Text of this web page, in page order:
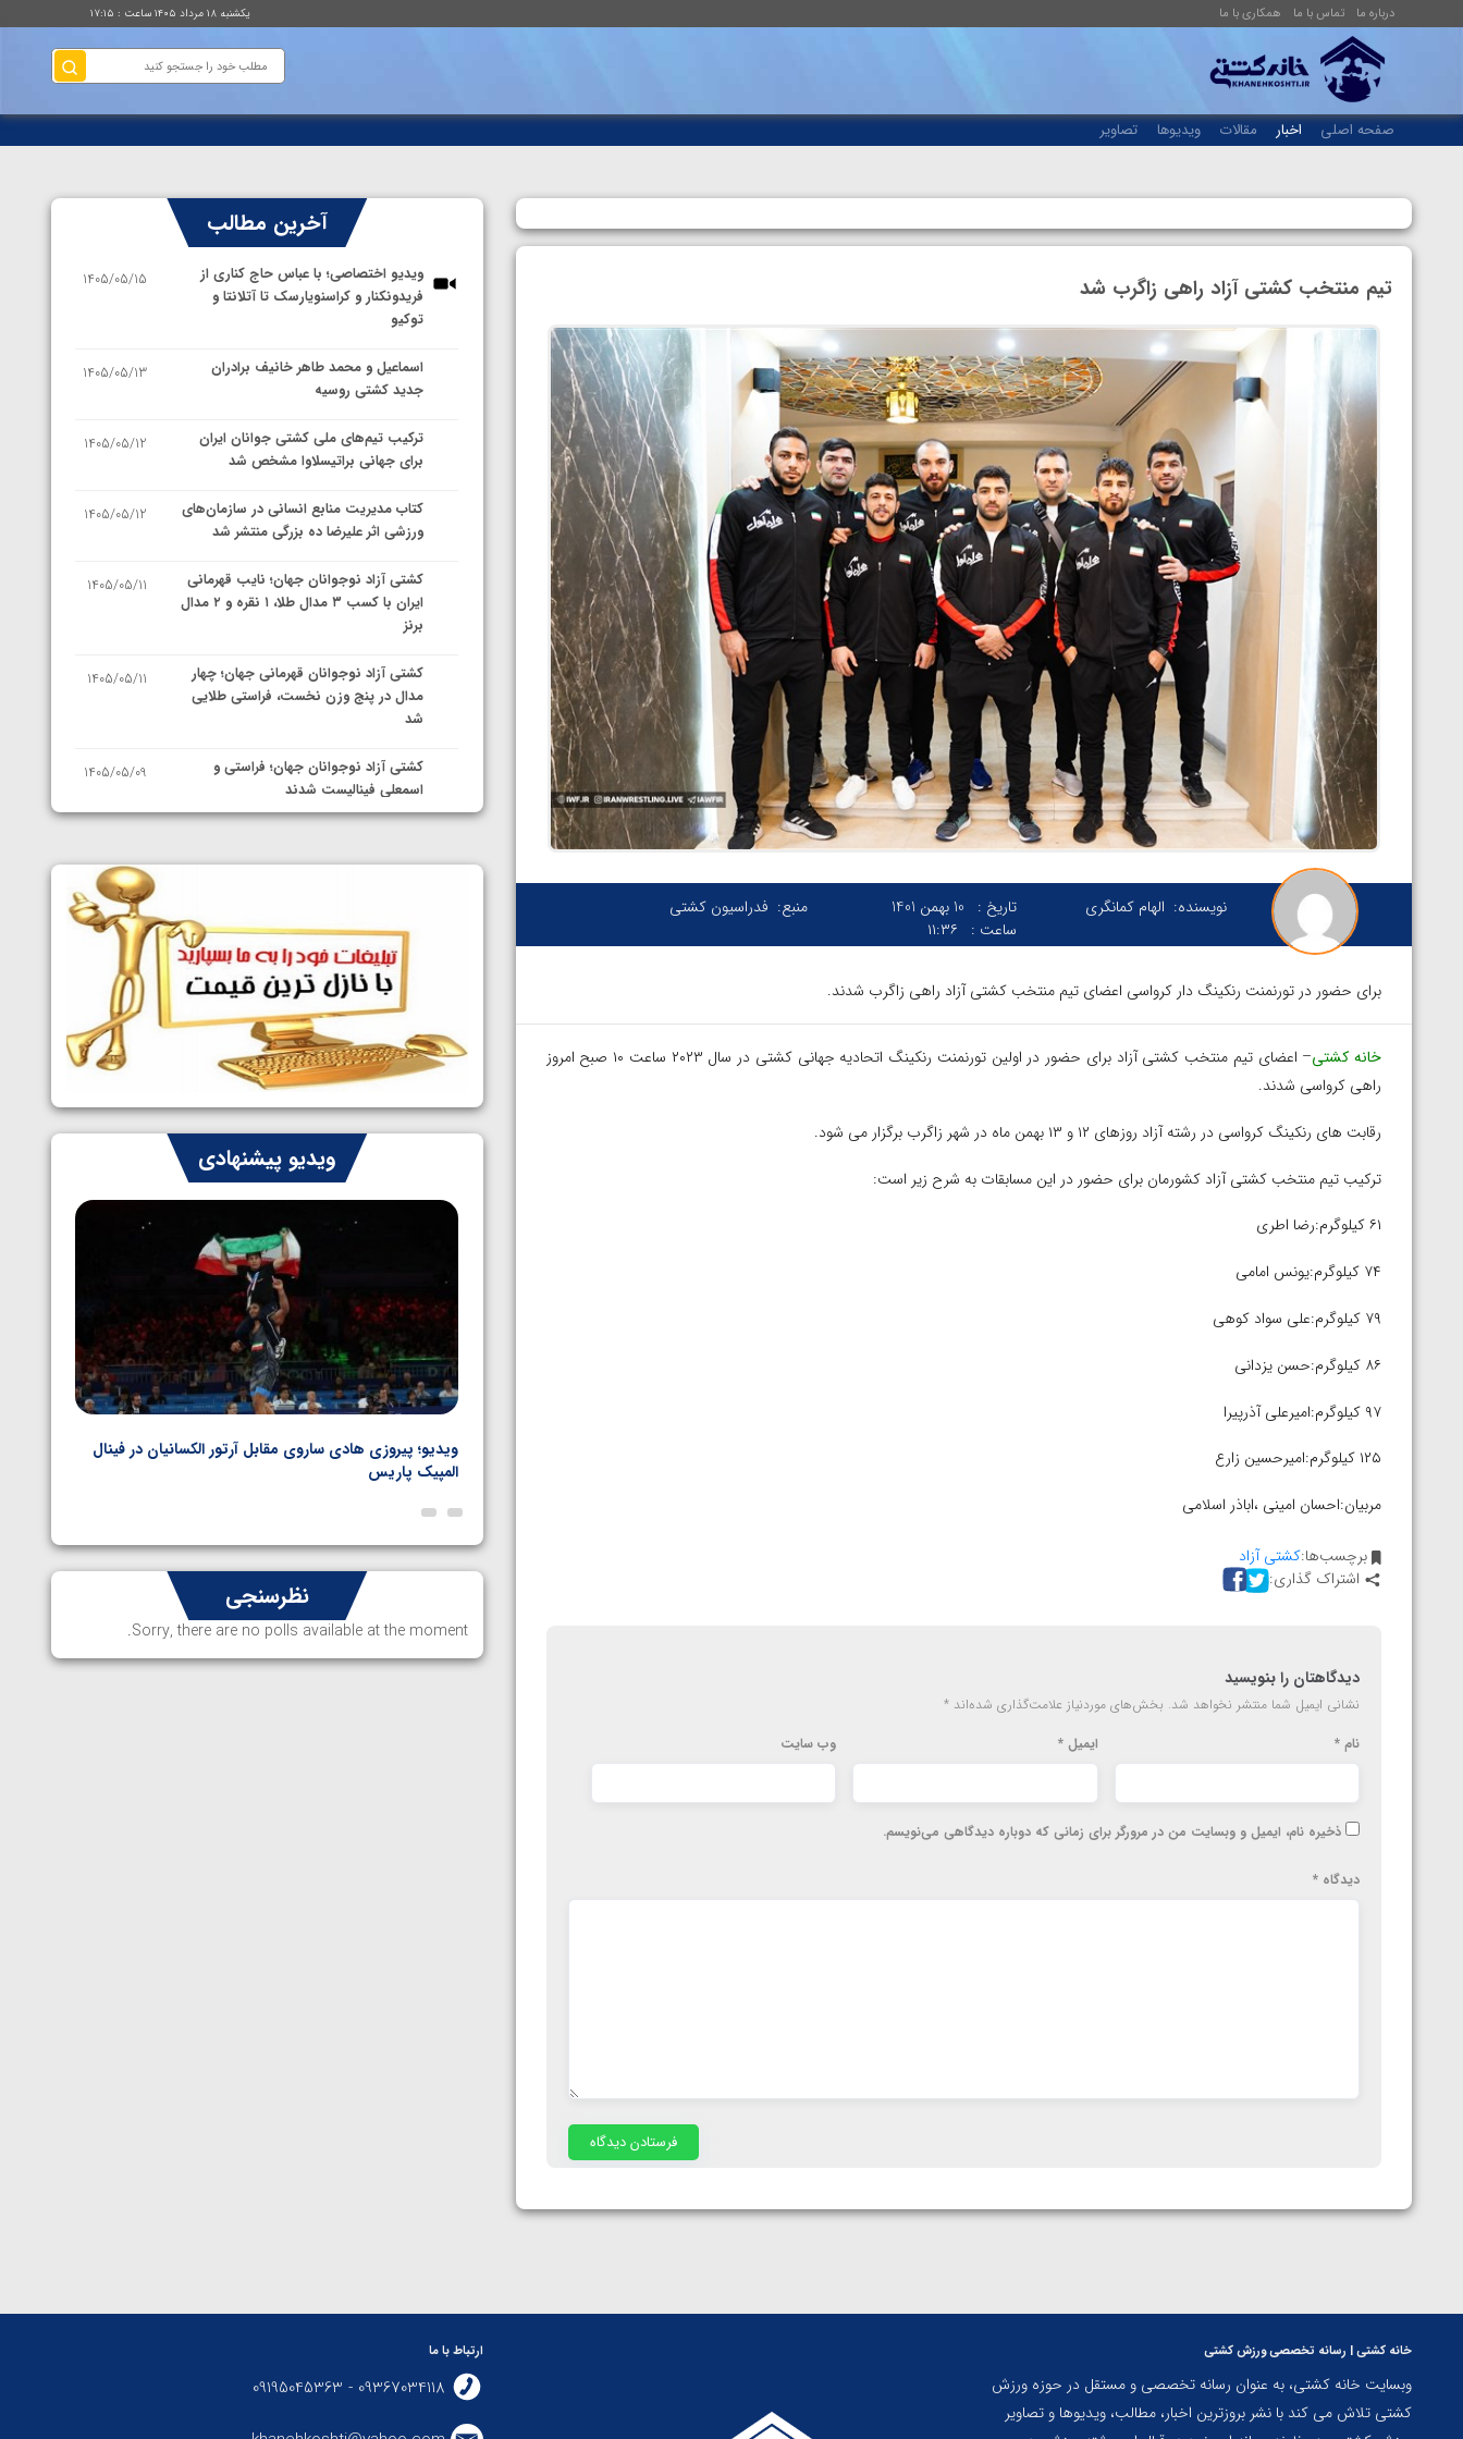
درباره ما تماس با ما همکاری با ما یکشنبه ۱۸ مرداد ۱۴۰۵ ساعت : ۱۷:۱۵
صفحه اصلی اخبار مقالات ویدیوها تصاویر
تیم منتخب کشتی آزاد راهی زاگرب شد
نویسنده: الهام کمانگری تاریخ :
10 بهمن 1401
ساعت :
۱۱:۳۶
منبع: فدراسیون کشتی
برای حضور در تورنمنت رنکینگ دار کرواسی اعضای تیم منتخب کشتی آزاد راهی زاگرب شدند.
خانه کشتی
– اعضای تیم منتخب کشتی آزاد برای حضور در اولین تورنمنت رنکینگ اتحادیه جهانی کشتی در سال ۲۰۲۳ ساعت ۱۰ صبح امروز
راهی کرواسی شدند.
رقابت های رنکینگ کرواسی در رشته آزاد روزهای ۱۲ و ۱۳ بهمن ماه در شهر زاگرب برگزار می شود.
ترکیب تیم منتخب کشتی آزاد کشورمان برای حضور در این مسابقات به شرح زیر است:
۶۱ کیلوگرم:رضا اطری
۷۴ کیلوگرم:یونس امامی
۷۹ کیلوگرم:علی سواد کوهی
۸۶ کیلوگرم:حسن‌ یزدانی
۹۷ کیلوگرم:امیرعلی آذرپیرا
۱۲۵ کیلوگرم:امیرحسین زارع
مربیان:احسان امینی ،اباذر اسلامی
برچسب‌ها:کشتی آزاد
اشتراک گذاری:
دیدگاهتان را بنویسید
نشانی ایمیل شما منتشر نخواهد شد. بخش‌های موردنیاز علامت‌گذاری شده‌اند *
نام * ایمیل* وب‌ سایت
ذخیره نام، ایمیل و وبسایت من در مرورگر برای زمانی که دوباره دیدگاهی می‌نویسم.
دیدگاه *
آخرین مطالب
ویدیو اختصاصی؛ با عباس حاج کناری از
فریدونکنار و کراسنویارسک تا آتلانتا و
توکیو
1405/05/15
اسماعیل و محمد طاهر خانیف برادران
جدید کشتی روسیه
1405/05/13
ترکیب تیم‌های ملی کشتی جوانان ایران
برای جهانی براتیسلاوا مشخص شد
1405/05/12
کتاب مدیریت منابع انسانی در سازمان‌های
ورزشی اثر علیرضا ده بزرگی منتشر شد
1405/05/12
کشتی آزاد نوجوانان جهان؛ نایب قهرمانی
ایران با کسب ۳ مدال طلا، ۱ نقره و ۲ مدال
برنز
1405/05/11
کشتی آزاد نوجوانان قهرمانی جهان؛ چهار
مدال در پنج وزن نخست، فراستی طلایی
شد
1405/05/11
کشتی آزاد نوجوانان جهان؛ فراستی و
اسمعلی فینالیست شدند
1405/05/09
نمایندگان ایران مشخص شدند
سوم برای ایران
1405/05/07
ایران چشم به راه چهار مدال در پنج وزن
دوم کشتی فرنگی نوجوانان جهان
1405/05/06
ویدیو پیشنهادی
امین میرزازاده
ویدیو؛ باخت امین کاویانی نژاد مقابل مالخاز آمویان از
ارمنستان
ویدیو؛ پیروزی هادی ساروی مقابل آرتور الکسانیان در فینال
المپیک پاریس
نظرسنجی
Sorry, there are no polls available at the moment.
خانه کشتی | رسانه تخصصی ورزش کشتی
وبسایت خانه کشتی، به عنوان رسانه تخصصی و مستقل در حوزه ورزش
کشتی تلاش می کند با نشر بروزترین اخبار، مطالب، ویدیوها و تصاویر
ارتباط با ما
09367034118 - 09195045363